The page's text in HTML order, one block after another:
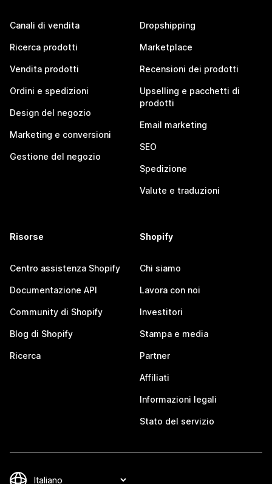
Canali di vendita
Ricerca prodotti
Vendita prodotti
Ordini e spedizioni
Design del negozio
Marketing e conversioni
Gestione del negozio
Dropshipping
Marketplace
Recensioni dei prodotti
Upselling e pacchetti di
prodotti
Email marketing
SEO
Spedizione
Valute e traduzioni
Risorse
Centro assistenza Shopify
Documentazione API
Community di Shopify
Blog di Shopify
Ricerca
Shopify
Chi siamo
Lavora con noi
Investitori
Stampa e media
Partner
Affiliati
Informazioni legali
Stato del servizio